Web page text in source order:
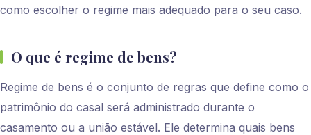
como escolher o regime mais adequado para o seu caso.
O que é regime de bens?
Regime de bens é o conjunto de regras que define como o
patrimônio do casal será administrado durante o
casamento ou a união estável. Ele determina quais bens